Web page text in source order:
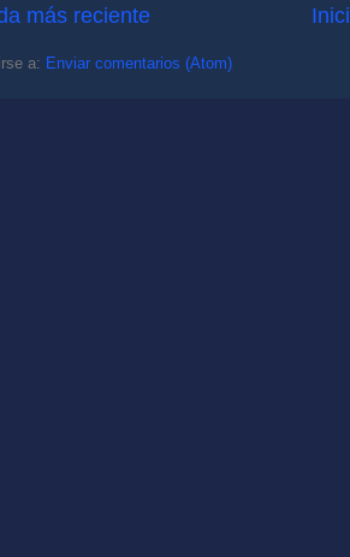
más reciente
a: Enviar comentarios (Atom)